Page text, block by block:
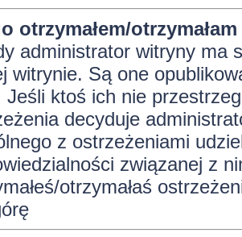
otrzymałem/
administrator witryny ma
witrynie. Są one
Jeśli ktoś ich nie
decyduje
z ostrzeżeniami
związanej z
otrzymałaś